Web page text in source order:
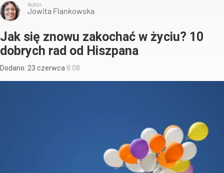
Autor:
Jowita Flankowska
Jak się znowu zakochać w życiu? 10
dobrych rad od Hiszpana
Dodano: 23 czerwca 8:08